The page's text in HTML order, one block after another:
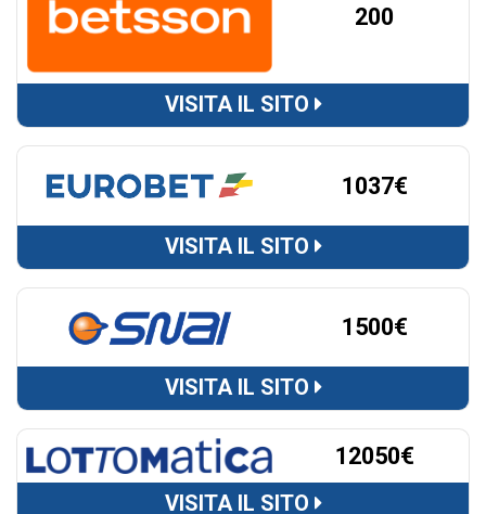
200
VISITA IL SITO
1037€
VISITA IL SITO
1500€
VISITA IL SITO
12050€
VISITA IL SITO